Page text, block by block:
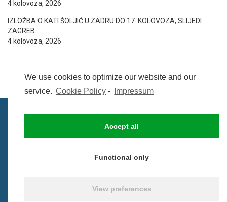
We use cookies to optimize our website and our
service. Cookie Policy - Impressum
Accept all
Functional only
View preferences
4 kolovoza, 2026
IZLOŽBA O KATI ŠOLJIĆ U ZADRU DO 17. KOLOVOZA, SLIJEDI
ZAGREB..
4 kolovoza, 2026
UVIJETI KORIŠTENJA COOKIE POLICY (EU)